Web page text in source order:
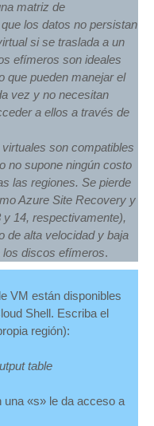
matriz de
los datos no persistan
si se traslada a un
efímeros son ideales
que pueden manejar el
vez y no necesitan
a ellos a través de
son compatibles
no supone ningún costo
las regiones. Se pierde
Azure Site Recovery y
14, respectivamente),
de alta velocidad y baja
discos efímeros.
VM están disponibles
Shell. Escriba el
región):
table
una «s» le da acceso a